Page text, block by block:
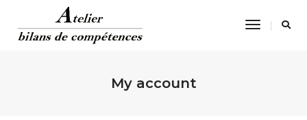
Toggle
My account